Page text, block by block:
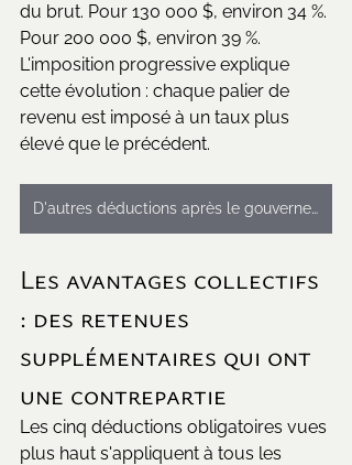
du brut. Pour 130 000 $, environ 34 %.
Pour 200 000 $, environ 39 %.
L'imposition progressive explique
cette évolution : chaque palier de
revenu est imposé à un taux plus
élevé que le précédent.
D'autres déductions après le gouvernement ?
Les avantages collectifs
: des retenues
supplémentaires qui ont
une contrepartie
Les cinq déductions obligatoires vues
plus haut s'appliquent à tous les